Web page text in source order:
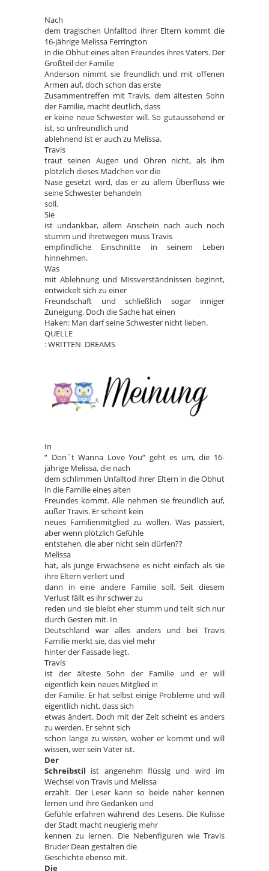
Nach
dem tragischen Unfalltod ihrer Eltern kommt die
16-jährige Melissa Ferrington
in die Obhut eines alten Freundes ihres Vaters. Der
Großteil der Familie
Anderson nimmt sie freundlich und mit offenen
Armen auf, doch schon das erste
Zusammentreffen mit Travis, dem ältesten Sohn
der Familie, macht deutlich, dass
er keine neue Schwester will. So gutaussehend er
ist, so unfreundlich und
ablehnend ist er auch zu Melissa.
Travis
traut seinen Augen und Ohren nicht, als ihm
plötzlich dieses Mädchen vor die
Nase gesetzt wird, das er zu allem Überfluss wie
seine Schwester behandeln
soll.
Sie
ist undankbar, allem Anschein nach auch noch
stumm und ihretwegen muss Travis
empfindliche Einschnitte in seinem Leben
hinnehmen.
Was
mit Ablehnung und Missverständnissen beginnt,
entwickelt sich zu einer
Freundschaft und schließlich sogar inniger
Zuneigung. Doch die Sache hat einen
Haken: Man darf seine Schwester nicht lieben.
QUELLE
: WRITTEN DREAMS
In
“ Don´t Wanna Love You“ geht es um, die 16-
jährige Melissa, die nach
dem schlimmen Unfalltod ihrer Eltern in die Obhut
in die Familie eines alten
Freundes kommt. Alle nehmen sie freundlich auf,
außer Travis. Er scheint kein
neues Familienmitglied zu wollen. Was passiert,
aber wenn plötzlich Gefühle
entstehen, die aber nicht sein dürfen??
Melissa
hat, als junge Erwachsene es nicht einfach als sie
ihre Eltern verliert und
dann in eine andere Familie soll. Seit diesem
Verlust fällt es ihr schwer zu
reden und sie bleibt eher stumm und teilt sich nur
durch Gesten mit. In
Deutschland war alles anders und bei Travis
Familie merkt sie, das viel mehr
hinter der Fassade liegt.
Travis
ist der älteste Sohn der Familie und er will
eigentlich kein neues Mitglied in
der Familie. Er hat selbst einige Probleme und will
eigentlich nicht, dass sich
etwas ändert. Doch mit der Zeit scheint es anders
zu werden. Er sehnt sich
schon lange zu wissen, woher er kommt und will
wissen, wer sein Vater ist.
Der
Schreibstil ist angenehm flüssig und wird im
Wechsel von Travis und Melissa
erzählt. Der Leser kann so beide näher kennen
lernen und ihre Gedanken und
Gefühle erfahren während des Lesens. Die Kulisse
der Stadt macht neugierig mehr
kennen zu lernen. Die Nebenfiguren wie Travis
Bruder Dean gestalten die
Geschichte ebenso mit.
Die